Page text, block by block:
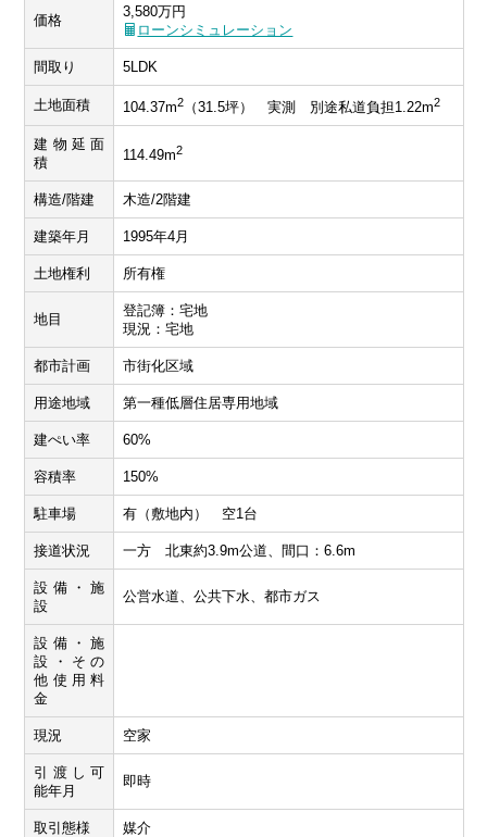
価格
3,580万円
ローンシミュレーション
間取り 5LDK
土地面積 104.37m2 （31.5坪） 実測 別途私道負担1.22m2
建物延面
積
114.49m2
構造/階建 木造/2階建
建築年月 1995年4月
土地権利 所有権
地目
登記簿：宅地
現況：宅地
都市計画 市街化区域
用途地域 第一種低層住居専用地域
建ぺい率 60%
容積率 150%
駐車場 有（敷地内） 空1台
接道状況 一方 北東約3.9m公道、間口：6.6m
設備・施
設
公営水道、公共下水、都市ガス
設備・施
設・その
他使用料
金
現況 空家
引渡し可
能年月
即時
取引態様 媒介